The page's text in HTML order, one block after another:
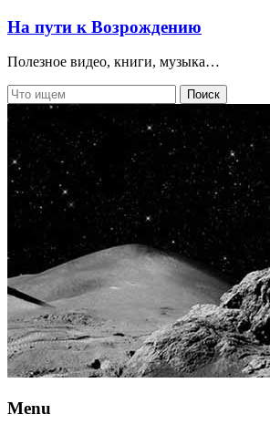
На пути к Возрождению
Полезное видео, книги, музыка…
Menu